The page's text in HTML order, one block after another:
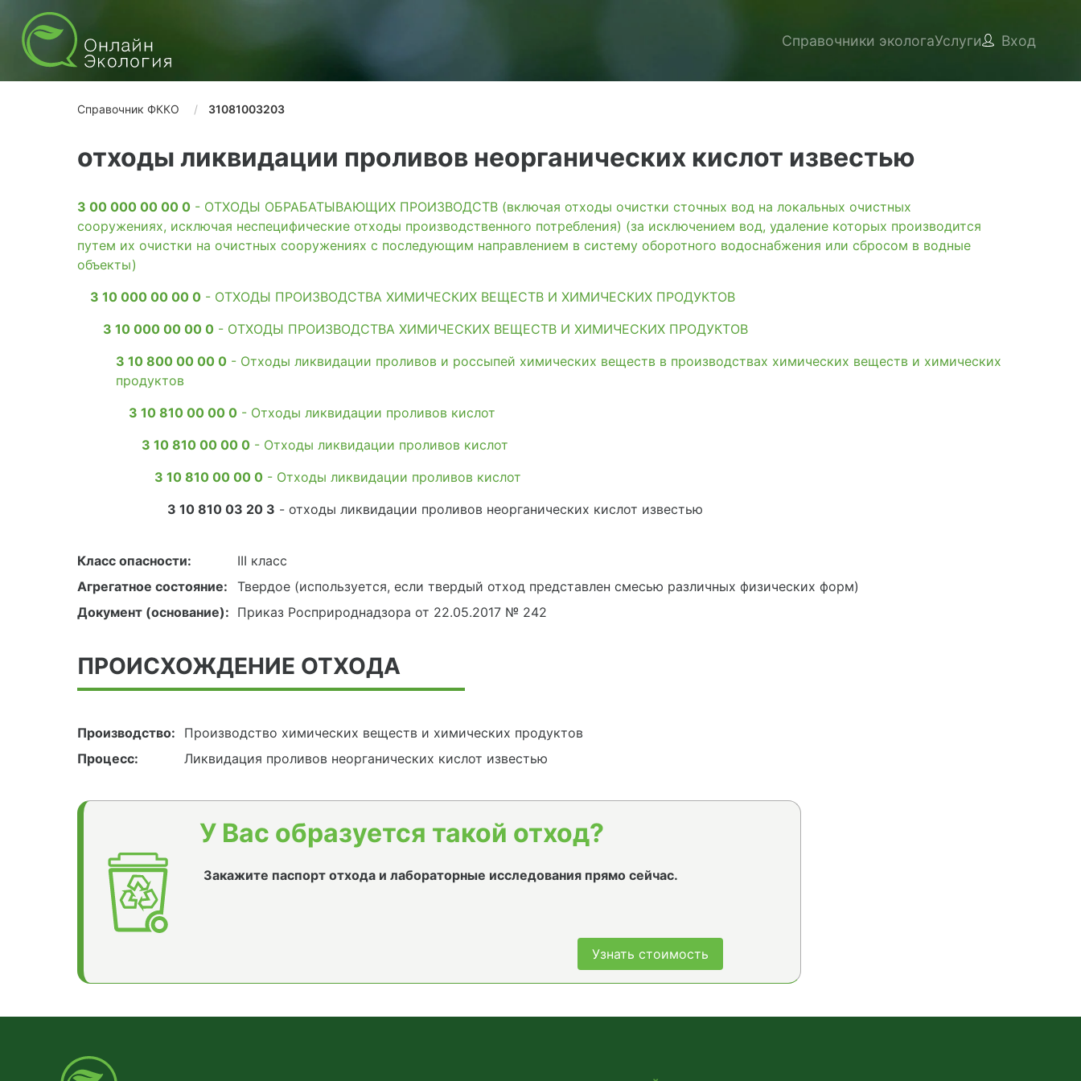
Справочники экологаУслуги Вход
Справочник ФККО 31081003203
отходы ликвидации проливов неорганических кислот известью
3 00 000 00 00 0 - ОТХОДЫ ОБРАБАТЫВАЮЩИХ ПРОИЗВОДСТВ (включая отходы очистки сточных вод на локальных очистных
сооружениях, исключая неспецифические отходы производственного потребления) (за исключением вод, удаление которых производится
путем их очистки на очистных сооружениях с последующим направлением в систему оборотного водоснабжения или сбросом в водные
объекты)
3 10 000 00 00 0 - ОТХОДЫ ПРОИЗВОДСТВА ХИМИЧЕСКИХ ВЕЩЕСТВ И ХИМИЧЕСКИХ ПРОДУКТОВ
3 10 000 00 00 0 - ОТХОДЫ ПРОИЗВОДСТВА ХИМИЧЕСКИХ ВЕЩЕСТВ И ХИМИЧЕСКИХ ПРОДУКТОВ
3 10 800 00 00 0 - Отходы ликвидации проливов и россыпей химических веществ в производствах химических веществ и химических
продуктов
3 10 810 00 00 0 - Отходы ликвидации проливов кислот
3 10 810 00 00 0 - Отходы ликвидации проливов кислот
3 10 810 00 00 0 - Отходы ликвидации проливов кислот
3 10 810 03 20 3 - отходы ликвидации проливов неорганических кислот известью
Класс опасности:
III класс
Агрегатное состояние:
Твердое (используется, если твердый отход представлен смесью различных физических форм)
Документ (основание): Приказ Росприроднадзора от 22.05.2017 № 242
ПРОИСХОЖДЕНИЕ ОТХОДА
Производство:
Производство химических веществ и химических продуктов
Процесс:
Ликвидация проливов неорганических кислот известью
У Вас образуется такой отход?
Закажите паспорт отхода и лабораторные исследования прямо сейчас.
Узнать стоимость